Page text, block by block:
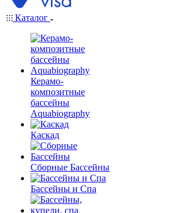
Каталог
Керамо-
композитные
бассейны
Aquabiography
Каскад
Сборные Бассейны
Бассейны и Спа